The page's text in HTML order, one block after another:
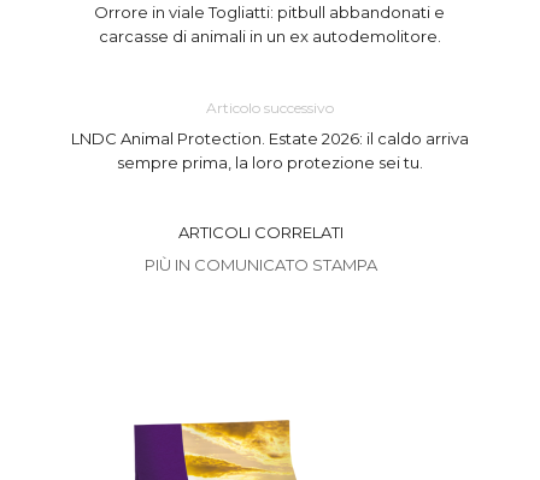
Orrore in viale Togliatti: pitbull abbandonati e
carcasse di animali in un ex autodemolitore.
Articolo successivo
LNDC Animal Protection. Estate 2026: il caldo arriva
sempre prima, la loro protezione sei tu.
ARTICOLI CORRELATI
PIÙ IN COMUNICATO STAMPA